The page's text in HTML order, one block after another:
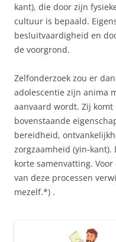
kant), die door zijn
cultuur is bepaald.
besluitvaardigheid en
de voorgrond.
Zelfonderzoek zou er
adolescentie zijn anima
aanvaard wordt. Zij
bovenstaande
bereidheid,
zorgzaamheid (yin-kant).
korte samenvatting.
van deze processen
mezelf.*) .